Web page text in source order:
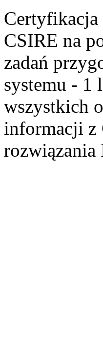
Certyfikacja
CSIRE na
zadań
systemu - 1
wszystkich
informacji z
rozwiązania